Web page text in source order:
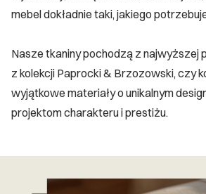
mebel dokładnie taki, jakiego
Nasze tkaniny pochodzą z najwyższej
z kolekcji Paprocki & Brzozowski, czy
wyjątkowe materiały o unikalnym
projektom charakteru i prestiżu.